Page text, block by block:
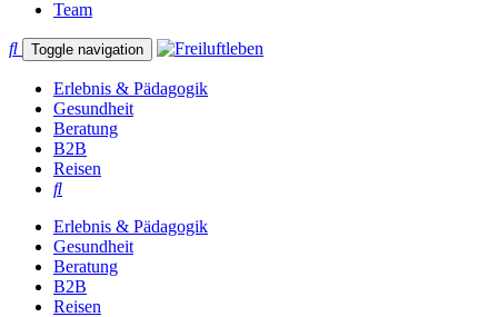
Team
Toggle navigation
Erlebnis & Pädagogik
Gesundheit
Beratung
B2B
Reisen
Erlebnis & Pädagogik
Gesundheit
Beratung
B2B
Reisen